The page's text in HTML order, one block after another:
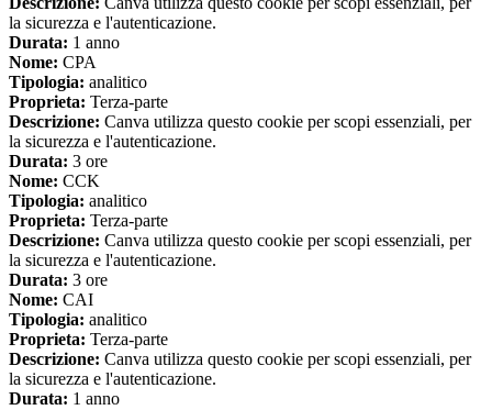
la sicurezza e l'autenticazione.
Durata: 1 anno
Nome: CPA
Tipologia: analitico
Proprieta: Terza-parte
Descrizione: Canva utilizza questo cookie per scopi essenziali, per
la sicurezza e l'autenticazione.
Durata: 3 ore
Nome: CCK
Tipologia: analitico
Proprieta: Terza-parte
Descrizione: Canva utilizza questo cookie per scopi essenziali, per
la sicurezza e l'autenticazione.
Durata: 3 ore
Nome: CAI
Tipologia: analitico
Proprieta: Terza-parte
Descrizione: Canva utilizza questo cookie per scopi essenziali, per
la sicurezza e l'autenticazione.
Durata: 1 anno